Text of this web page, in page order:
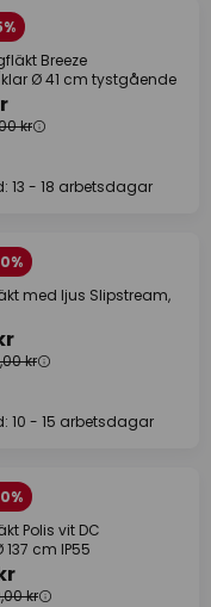
Breeze
Ø 41 cm tystgående
kr
13 - 18 arbetsdagar
med ljus Slipstream,
kr
10 - 15 arbetsdagar
Polis vit DC
cm IP55
kr